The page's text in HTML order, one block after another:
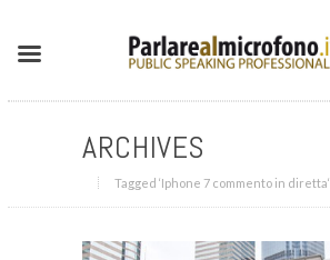
ARCHIVES
Tagged ‘Iphone 7 commento in diretta‘